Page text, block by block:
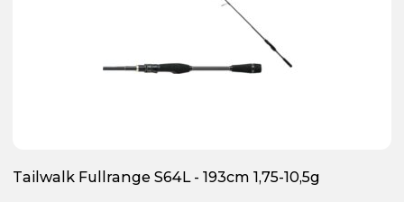
Tailwalk Fullrange S64L - 193cm 1,75-10,5g